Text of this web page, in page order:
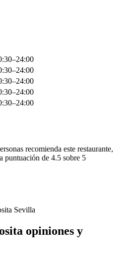
recomienda este restaurante,
puntuación de 4.5 sobre 5
opiniones y